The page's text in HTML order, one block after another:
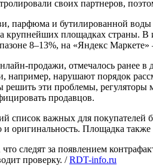
своих партнеров,
парфюма и бутилированной воды
крупнейших площадках страны.
8–13%, на «Яндекс
продажи, отмечалось ранее
например, нарушают порядок
эти проблемы, регуляторы
продавцов.
список важных для покупателей
оригинальность. Площадка
следят за появлением
проверку. /RDT-info.ru